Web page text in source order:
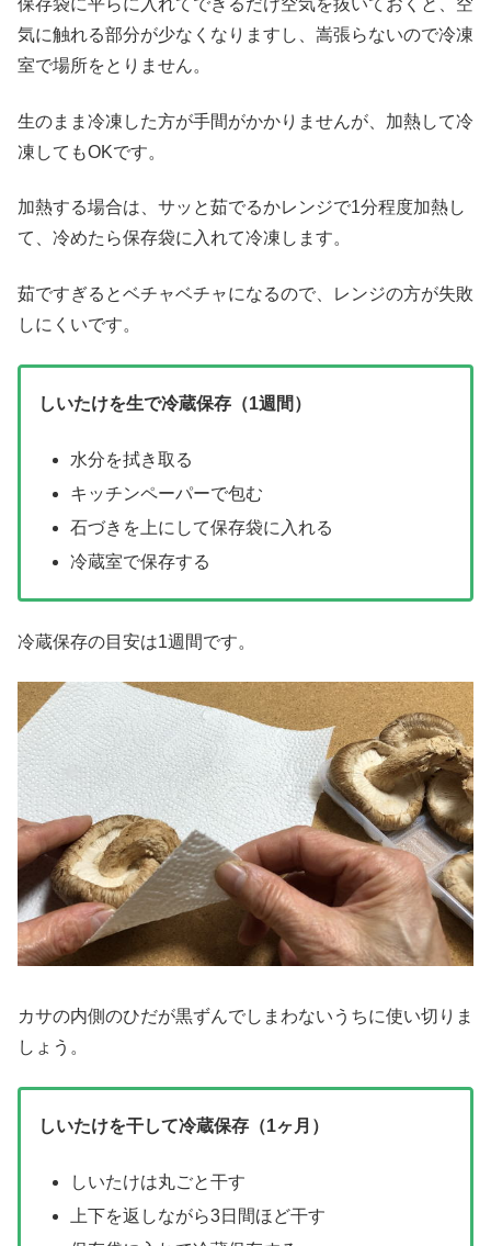
保存袋に平らに入れてできるだけ空気を抜いておくと、空
気に触れる部分が少なくなりますし、嵩張らないので冷凍
室で場所をとりません。
生のまま冷凍した方が手間がかかりませんが、加熱して冷
凍してもOKです。
加熱する場合は、サッと茹でるかレンジで1分程度加熱し
て、冷めたら保存袋に入れて冷凍します。
茹ですぎるとベチャベチャになるので、レンジの方が失敗
しにくいです。
しいたけを生で冷蔵保存（1週間）
水分を拭き取る
キッチンペーパーで包む
石づきを上にして保存袋に入れる
冷蔵室で保存する
冷蔵保存の目安は1週間です。
カサの内側のひだが黒ずんでしまわないうちに使い切りま
しょう。
しいたけを干して冷蔵保存（1ヶ月）
しいたけは丸ごと干す
上下を返しながら3日間ほど干す